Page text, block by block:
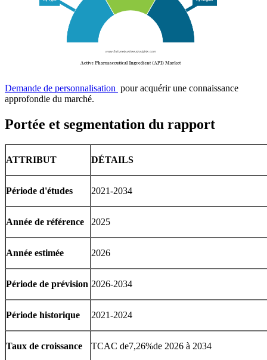
Demande de personnalisation pour acquérir une connaissance
approfondie du marché.
Portée et segmentation du rapport
ATTRIBUT DÉTAILS
Période d'études 2021-2034
Année de référence 2025
Année estimée 2026
Période de prévision 2026-2034
Période historique 2021-2024
Taux de croissance TCAC de7,26%de 2026 à 2034